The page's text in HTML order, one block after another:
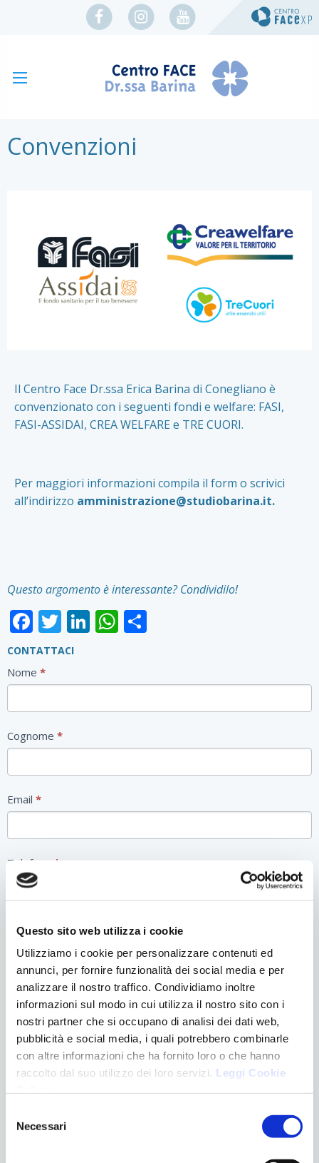
Questo sito web utilizza i cookie
Utilizziamo i cookie per personalizzare contenuti ed
annunci, per fornire funzionalità dei social media e per
analizzare il nostro traffico. Condividiamo inoltre
informazioni sul modo in cui utilizza il nostro sito con i
nostri partner che si occupano di analisi dei dati web,
pubblicità e social media, i quali potrebbero combinarle
con altre informazioni che ha fornito loro o che hanno
raccolto dal suo utilizzo dei loro servizi. Leggi Cookie
delNecessari
Convenzioni
Il Centro Face Dr.ssa Erica Barina di Conegliano è
convenzionato con i seguenti fondi e welfare: FASI,
FASI-ASSIDAI, CREA WELFARE e TRE CUORI.
Per maggiori informazioni compila il form o scrivici
all’indirizzo amministrazione@studiobarina.it.
Questo argomento è interessante? Condividilo!
Facebook
Twitter
LinkedIn
WhatsApp
CONTATTACI
Contatti
Form
Nome *
Cognome *
Email *
Telefono *
Motivo del contatto*
Accettazione GDPR *
Acconsento al trattamento dati: Privacy Policy
Invia